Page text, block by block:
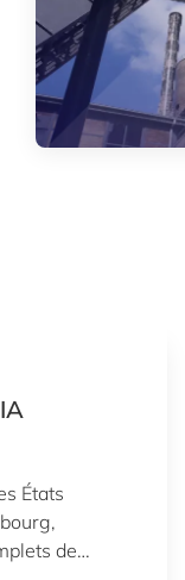
États
de